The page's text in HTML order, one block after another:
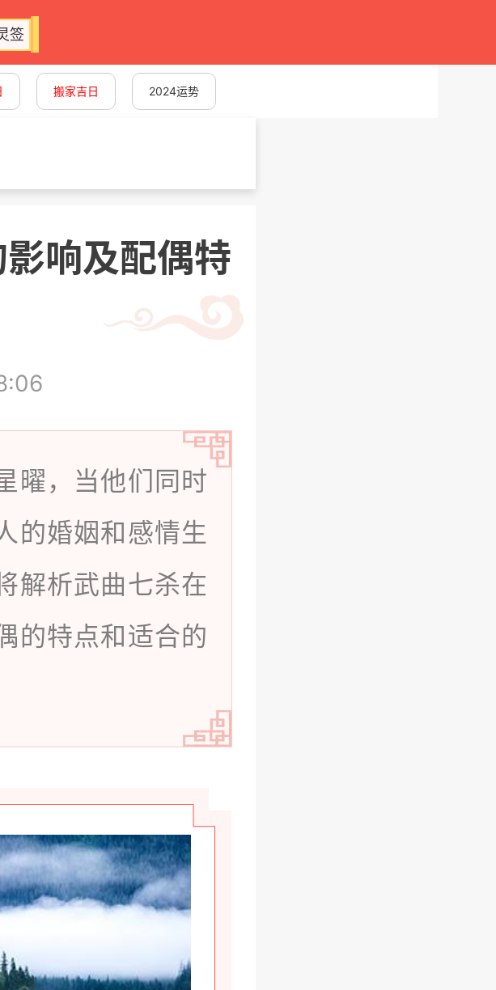
签
搬家吉日 2024运势
响及配偶特
曜，当他们同时
的婚姻和感情生
解析武曲七杀在
的特点和适合的